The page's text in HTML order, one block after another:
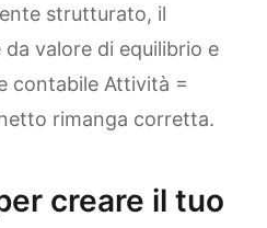
strutturato, il
valore di equilibrio e
contabile Attività =
rimanga corretta.
creare il tuo